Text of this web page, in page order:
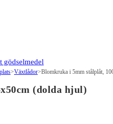
gödselmedel
>Växtlådor>Blomkruka i 5mm stålplåt,
(dolda hjul)